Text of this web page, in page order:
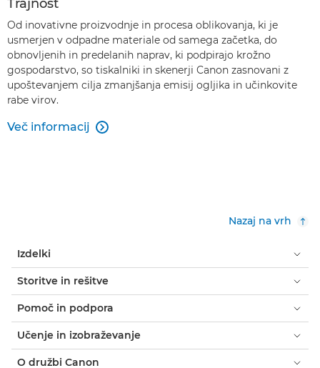
Trajnost
Od inovativne proizvodnje in procesa oblikovanja, ki je
usmerjen v odpadne materiale od samega začetka, do
obnovljenih in predelanih naprav, ki podpirajo krožno
gospodarstvo, so tiskalniki in skenerji Canon zasnovani z
upoštevanjem cilja zmanjšanja emisij ogljika in učinkovite
rabe virov.
Več informacij 
Nazaj na vrh
Izdelki
Storitve in rešitve
Pomoč in podpora
Učenje in izobraževanje
O družbi Canon